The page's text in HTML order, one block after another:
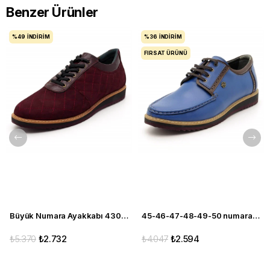
Benzer Ürünler
Büyük Numara Ayakkabı 4308-BORDO
₺2.732
₺5.370
%49 İNDIRIM
45-46-47-48-49-50 numara 4360 EVA Mavi Büyük Numara Ayakkabı
₺2.594
₺4.047
%36 İNDIRIM
FIRSAT ÜRÜNÜ